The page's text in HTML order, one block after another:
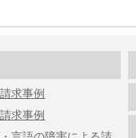
求事例
求事例